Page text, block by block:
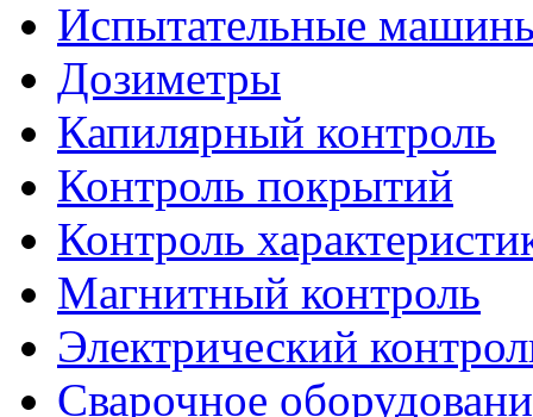
Испытательные
Дозиметры
Капилярный контроль
Контроль покрытий
Контроль
Магнитный контроль
Электрический
Сварочное